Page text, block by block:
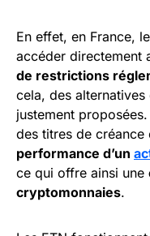
En effet, en France,
accéder directement
de restrictions
cela, des
justement
des titres de créance
performance d’un
ce qui offre ainsi une
cryptomonnaies.